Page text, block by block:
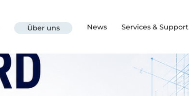
Über uns News Services & Support